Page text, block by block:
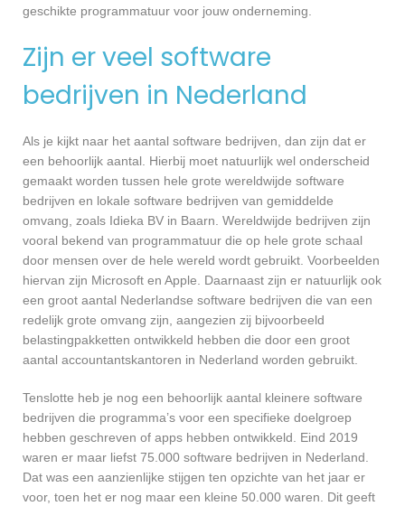
geschikte programmatuur voor jouw onderneming.
Zijn er veel software
bedrijven in Nederland
Als je kijkt naar het aantal software bedrijven, dan zijn dat er
een behoorlijk aantal. Hierbij moet natuurlijk wel onderscheid
gemaakt worden tussen hele grote wereldwijde software
bedrijven en lokale software bedrijven van gemiddelde
omvang, zoals Idieka BV in Baarn. Wereldwijde bedrijven zijn
vooral bekend van programmatuur die op hele grote schaal
door mensen over de hele wereld wordt gebruikt. Voorbeelden
hiervan zijn Microsoft en Apple. Daarnaast zijn er natuurlijk ook
een groot aantal Nederlandse software bedrijven die van een
redelijk grote omvang zijn, aangezien zij bijvoorbeeld
belastingpakketten ontwikkeld hebben die door een groot
aantal accountantskantoren in Nederland worden gebruikt.
Tenslotte heb je nog een behoorlijk aantal kleinere software
bedrijven die programma’s voor een specifieke doelgroep
hebben geschreven of apps hebben ontwikkeld. Eind 2019
waren er maar liefst 75.000 software bedrijven in Nederland.
Dat was een aanzienlijke stijgen ten opzichte van het jaar er
voor, toen het er nog maar een kleine 50.000 waren. Dit geeft